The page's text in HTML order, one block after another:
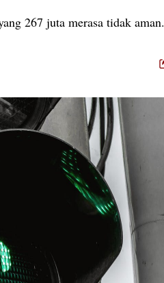
267 juta merasa tidak aman.